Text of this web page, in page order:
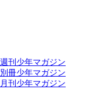
週刊少年マガジン
別冊少年マガジン
月刊少年マガジン